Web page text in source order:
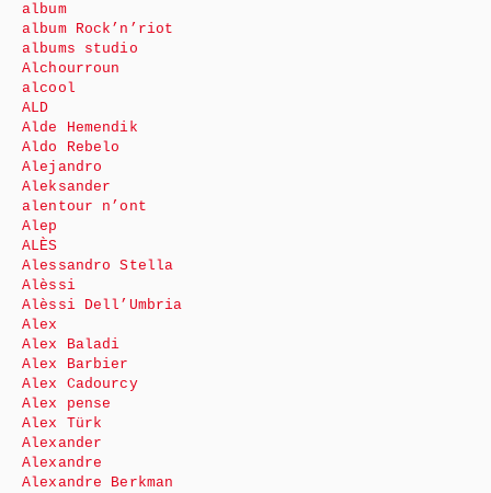
album
album Rock’n’riot
albums studio
Alchourroun
alcool
ALD
Alde Hemendik
Aldo Rebelo
Alejandro
Aleksander
alentour n’ont
Alep
ALÈS
Alessandro Stella
Alèssi
Alèssi Dell’Umbria
Alex
Alex Baladi
Alex Barbier
Alex Cadourcy
Alex pense
Alex Türk
Alexander
Alexandre
Alexandre Berkman